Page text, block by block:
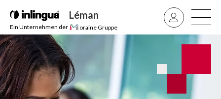
Léman
Ein Unternehmen der oraine Gruppe